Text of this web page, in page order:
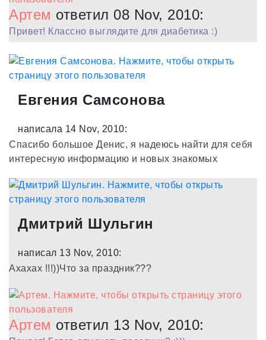
Артем ответил 08 Nov, 2010:
Привет! Классно выглядите для диабетика :)
Евгения Самсонова
написала 14 Nov, 2010:
Спасибо большое Денис, я надеюсь найти для себя
интересную информацию и новых знакомых
Дмитрий Шульгин
написал 13 Nov, 2010:
Ахахах !!!))Что за праздник???
Артем ответил 13 Nov, 2010: